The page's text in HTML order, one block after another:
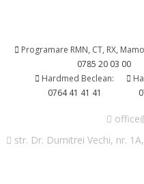
Programare RMN, CT, RX,
0785 20 03 00
Hardmed Beclean:
0764 41 41 41
str. Dr. Dumitrei Vechi, nr.